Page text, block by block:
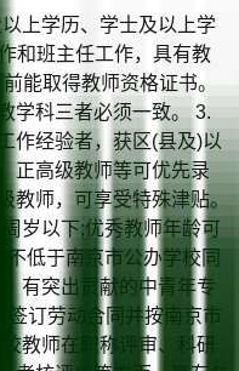
上学历、学士及以上学
和班主任工作，具有教
能取得教师资格证书。
学科三者必须一致。 3.
作经验者，获区(县及)以
正高级教师等可优先录
教师，可享受特殊津贴。
岁以下;优秀教师年龄可
低于南京市公办学校同
有突出贡献的中青年专
签订劳动合同并按南京市
教师在职称评审、科研